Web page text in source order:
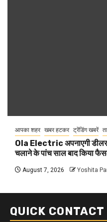
आपका शहर खबर हटकर ट्रेंडिंग खबरें
Ola Electric अपनाएगी
चलाने के पांच साल बाद किया
August 7, 2026 Yoshita
QUICK CONTACT